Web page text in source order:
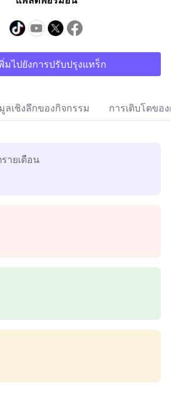
มไปยังการปรับปรุงแทร็ก
ลเชิงลึกของกิจกรรม การเติบโตของผู้
ายเดือน